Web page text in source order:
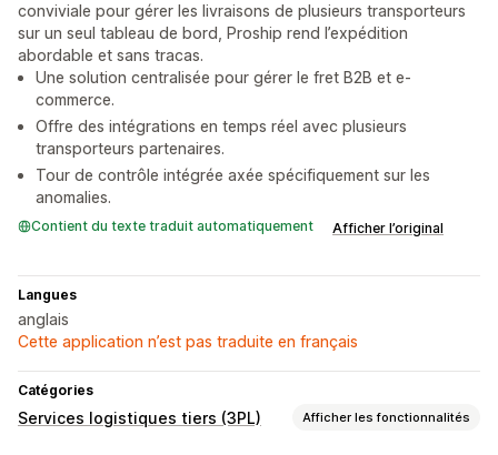
conviviale pour gérer les livraisons de plusieurs transporteurs
sur un seul tableau de bord, Proship rend l’expédition
abordable et sans tracas.
Une solution centralisée pour gérer le fret B2B et e-
commerce.
Offre des intégrations en temps réel avec plusieurs
transporteurs partenaires.
Tour de contrôle intégrée axée spécifiquement sur les
anomalies.
Contient du texte traduit automatiquement Afficher l’original
Langues
anglais
Cette application n’est pas traduite en français
Catégories
Services logistiques tiers (3PL) Afficher les fonctionnalités